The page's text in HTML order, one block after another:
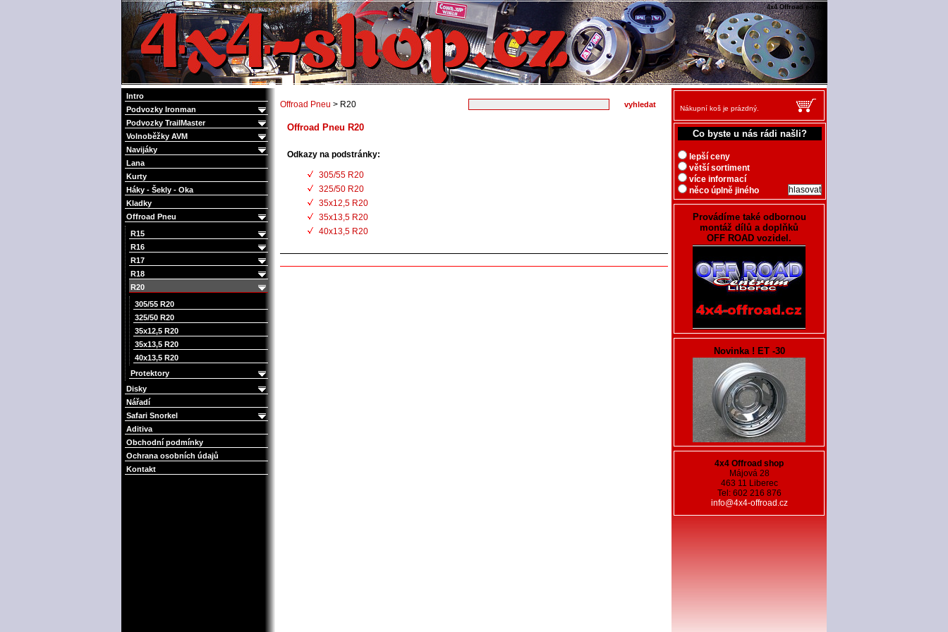
4x4 Offroad e-shop
4x4 Offroad e-shop
Intro
Podvozky Ironman
Podvozky TrailMaster
Volnoběžky AVM
Navijáky
Lana
Kurty
Háky - Šekly - Oka
Kladky
Offroad Pneu
R15
R16
R17
R18
R20
305/55 R20
325/50 R20
35x12,5 R20
35x13,5 R20
40x13,5 R20
Protektory
Disky
Nářadí
Safari Snorkel
Aditiva
Obchodní podmínky
Ochrana osobních údajů
Kontakt
Offroad Pneu > R20
Offroad Pneu R20
Odkazy na podstránky:
305/55 R20
325/50 R20
35x12,5 R20
35x13,5 R20
40x13,5 R20
Nákupní koš je prázdný.
Co byste u nás rádi našli?
lepší ceny
větší sortiment
více informací
něco úplně jiného
Provádíme také odbornou
montáž dílů a doplňků
OFF ROAD vozidel.
Novinka ! ET -30
4x4 Offroad shop
Májová 28
463 11 Liberec
Tel: 602 216 876
info@4x4-offroad.cz